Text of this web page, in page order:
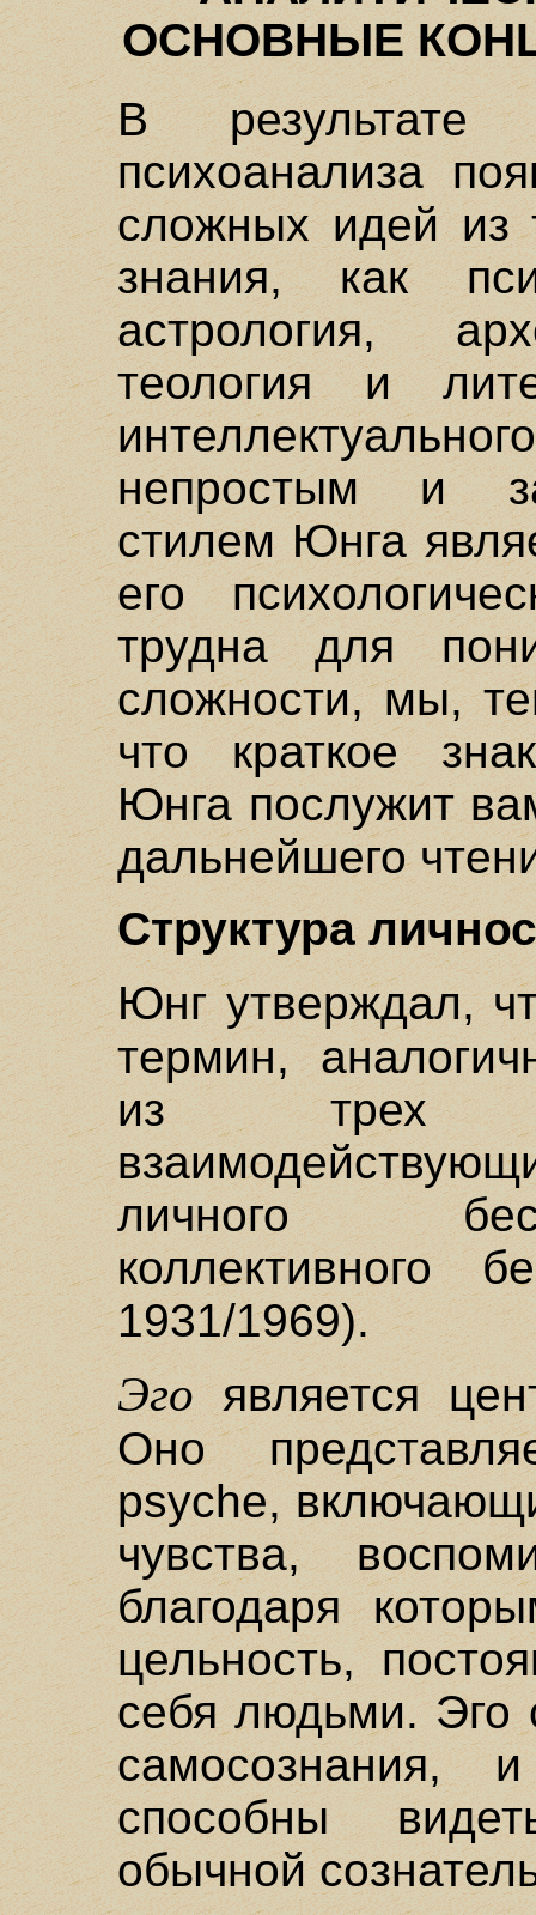
ОСНОВНЫЕ
В результате
психоанализа
сложных идей из
знания, как
астрология,
теология и
непростым и
стилем Юнга
его
трудна для
сложности, мы,
что краткое
Юнга послужит
дальнейшего
Структура
Юнг утверждал,
термин,
из трех
личного
коллективного
1931/1969).
Эгоявляется
Оно
psyche,
чувства,
благодаря
цельность,
себя людьми. Эго
самосознания,
способны
обычной